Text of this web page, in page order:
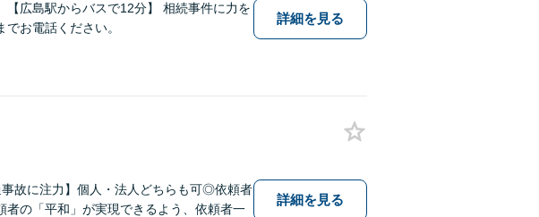
広島駅からバスで12分】 相続事件に力を
お電話ください。
詳細を見る
故に注力】個人・法人どちらも可◎依頼者
の「平和」が実現できるよう、依頼者一
詳細を見る